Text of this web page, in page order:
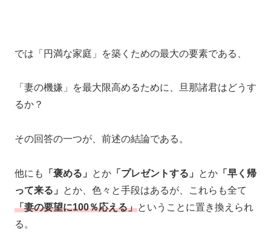
では「円満な家庭」を築くための最大の要素である、
「妻の機嫌」を最大限高めるために、旦那諸君はどうす
るか？
その回答の一つが、前述の結論である。
他にも 「褒める」 とか 「プレゼントする」 とか 「早く帰
って来る」
とか、色々と手段はあるが、これらも全て
「妻の要望に100％応える」ということに置き換えられ
る。